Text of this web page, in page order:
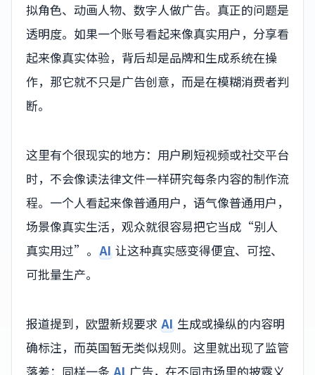
拟角色、动画人物、数字人做广告。真正的问题是
透明度。如果一个账号看起来像真实用户，分享看
起来像真实体验，背后却是品牌和生成系统在操
作，那它就不只是广告创意，而是在模糊消费者判
断。
这里有个很现实的地方：用户刷短视频或社交平台
时，不会像读法律文件一样研究每条内容的制作流
程。一个人看起来像普通用户，语气像普通用户，
场景像真实生活，观众就很容易把它当成“别人
真实用过”。 AI 让这种真实感变得便宜、可控、
可批量生产。
报道提到，欧盟新规要求 AI 生成或操纵的内容明
确标注，而英国暂无类似规则。这里就出现了监管
落差：同样一条 AI 广告，在不同市场里的披露义